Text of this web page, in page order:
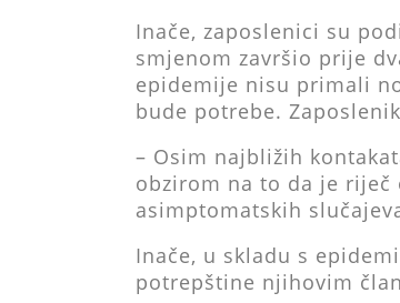
Inače, zaposlenici su
smjenom završio prije
epidemije nisu primali
bude potrebe.
– Osim najbližih
obzirom na to da je
asimptomatskih
Inače, u skladu s
potrepštine njihovim